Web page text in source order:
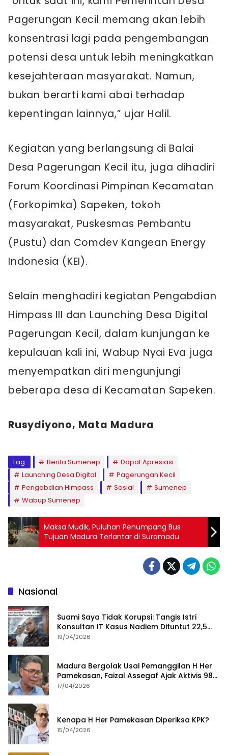
Pagerungan Kecil memang akan lebih
konsentrasi lagi pada pengembangan
potensi desa untuk lebih meningkatkan
kesejahteraan masyarakat. Namun,
bukan berarti kami abai terhadap
kepentingan lainnya,” ujar Halil.
Kegiatan yang berlangsung di Balai
Desa Pagerungan Kecil itu, juga dihadiri
Forum Koordinasi Pimpinan Kecamatan
(Forkopimka) Sapeken, tokoh
masyarakat, Puskesmas Pembantu
(Pustu) dan Comdev Kangean Energy
Indonesia (KEI).
Selain menghadiri kegiatan Pengabdian
Himpass III dan Launching Desa Digital
Pagerungan Kecil, dalam kunjungan ke
kepulauan kali ini, Wabup Nyai Eva juga
menyempatkan diri mengunjungi
beberapa desa di Kecamatan Sapeken.
Rusydiyono, Mata Madura
Tag: Berita Sumenep
Dapat Apresiasi
Launching Desa Digital
Pagerungan Kecil
Pengabdian Himpass
Sosial
Sumenep
Wabup Sumenep
Maksa Mudik, Puluhan Penumpang Bus
Tujuan Madura Terlantar di Suramadu
Nasional
Suami Saya Tidak Korupsi: Tangis Istri
Konsultan IT Kasus Nadiem Dituntut 22,5
Tahun
19/04/2026
Madura Bergolak Usai Pemanggilan H Her
Pamekasan, Faizal Assegaf Ajak Aktivis 98
Bongkar Permainan KPK
17/04/2026
Kenapa H Her Pamekasan Diperiksa KPK?
15/04/2026